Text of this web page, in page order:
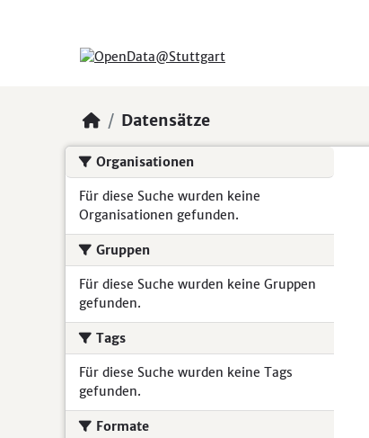
Datensätze
Organisationen
Für diese Suche wurden keine
Organisationen gefunden.
Gruppen
Für diese Suche wurden keine Gruppen
gefunden.
Tags
Für diese Suche wurden keine Tags
gefunden.
Formate